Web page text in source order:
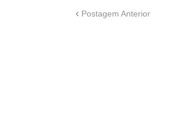
Postagem Anterior